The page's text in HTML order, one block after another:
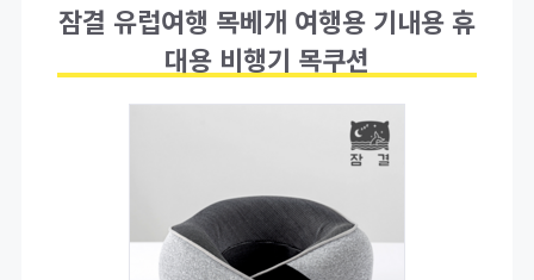
잠결 유럽여행 목베개 여행용 기내용 휴
대용 비행기 목쿠션